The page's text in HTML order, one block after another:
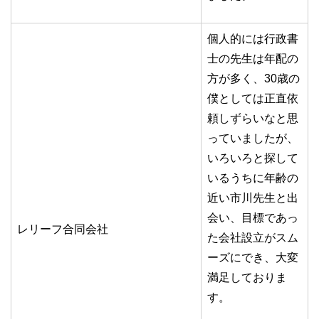
レリーフ合同会社
個人的には行政書
士の先生は年配の
方が多く、30歳の
僕としては正直依
頼しずらいなと思
っていましたが、
いろいろと探して
いるうちに年齢の
近い市川先生と出
会い、目標であっ
た会社設立がスム
ーズにでき、大変
満足しておりま
す。